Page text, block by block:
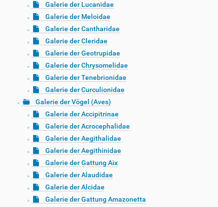
Galerie der Lucanidae
Galerie der Meloidae
Galerie der Cantharidae
Galerie der Cleridae
Galerie der Geotrupidae
Galerie der Chrysomelidae
Galerie der Tenebrionidae
Galerie der Curculionidae
Galerie der Vögel (Aves)
Galerie der Accipitrinae
Galerie der Acrocephalidae
Galerie der Aegithalidae
Galerie der Aegithinidae
Galerie der Gattung Aix
Galerie der Alaudidae
Galerie der Alcidae
Galerie der Gattung Amazonetta